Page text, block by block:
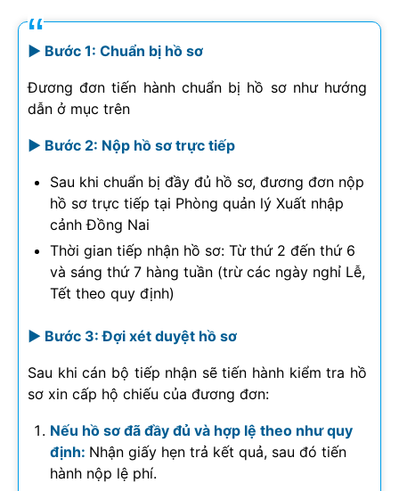
► Bước 1: Chuẩn bị hồ sơ
Đương đơn tiến hành chuẩn bị hồ sơ như hướng
dẫn ở mục trên
► Bước 2: Nộp hồ sơ trực tiếp
Sau khi chuẩn bị đầy đủ hồ sơ, đương đơn nộp
hồ sơ trực tiếp tại Phòng quản lý Xuất nhập
cảnh Đồng Nai
Thời gian tiếp nhận hồ sơ: Từ thứ 2 đến thứ 6
và sáng thứ 7 hàng tuần (trừ các ngày nghỉ Lễ,
Tết theo quy định)
► Bước 3: Đợi xét duyệt hồ sơ
Sau khi cán bộ tiếp nhận sẽ tiến hành kiểm tra hồ
sơ xin cấp hộ chiếu của đương đơn:
Nếu hồ sơ đã đầy đủ và hợp lệ theo như quy
định: Nhận giấy hẹn trả kết quả, sau đó tiến
hành nộp lệ phí.